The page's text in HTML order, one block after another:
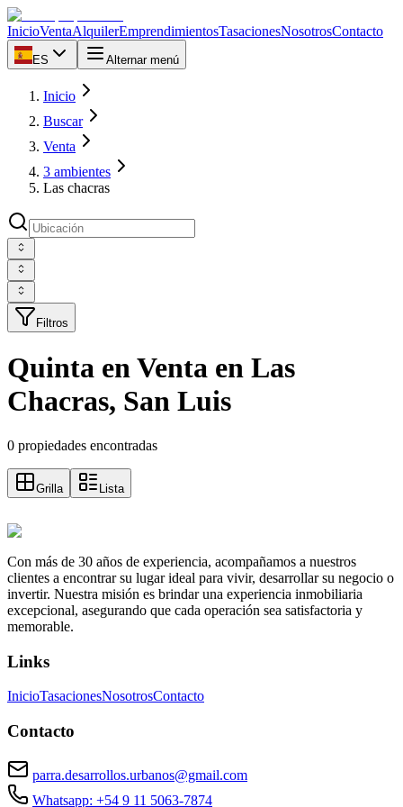
InicioVentaAlquilerEmprendimientosTasacionesNosotrosContacto
ES Alternar menú
Inicio
Buscar
Venta
3 ambientes
Las chacras
Filtros
Quinta en Venta en Las
Chacras, San Luis
0 propiedades encontradas
Grilla Lista
Con más de 30 años de experiencia, acompañamos a nuestros
clientes a encontrar su lugar ideal para vivir, desarrollar su negocio o
invertir. Nuestra misión es brindar una experiencia inmobiliaria
excepcional, asegurando que cada operación sea satisfactoria y
memorable.
Links
InicioTasacionesNosotrosContacto
Contacto
parra.desarrollos.urbanos@gmail.com
Whatsapp: +54 9 11 5063-7874